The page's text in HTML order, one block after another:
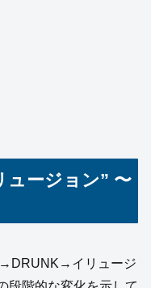
ージョン” 〜
イリュージ